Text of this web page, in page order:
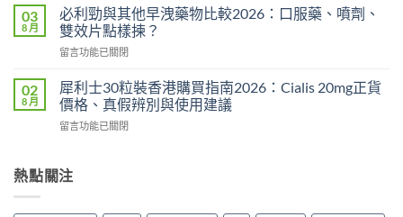
常
見
作
安
全
服
法
與
貨
正
貨？
2026
年
買
渠
＋
完
久
液
哪
裡
先
安
心？
2026
港
03
8 月
必利勁與其他早洩藥物比較2026：口服藥、噴劑、
雙效片點樣揀？
在
利
勁
與
其
洩
留言功能已關閉
02
8 月
犀利士30粒裝香港購買指南2026：Cialis 20mg正貨
價格、真假辨別與使用建議
在
士
30
留言功能已關閉
熱點關注